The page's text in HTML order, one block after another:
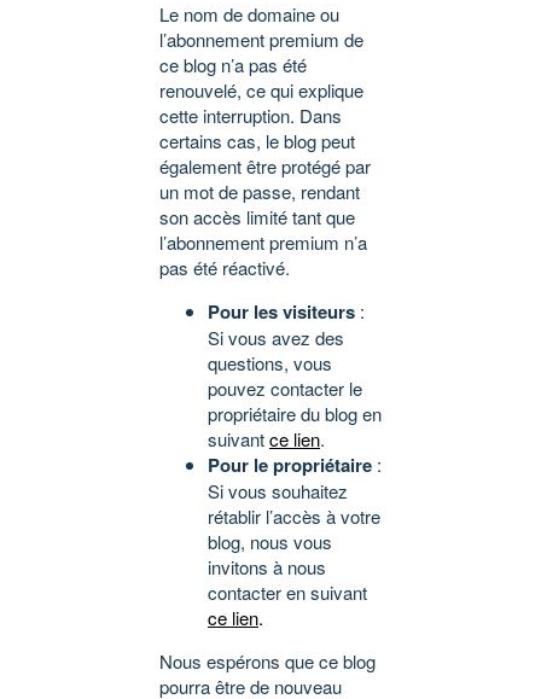
Le nom de domaine ou
l’abonnement premium de
ce blog n’a pas été
renouvelé, ce qui explique
cette interruption. Dans
certains cas, le blog peut
également être protégé par
un mot de passe, rendant
son accès limité tant que
l’abonnement premium n’a
pas été réactivé.
Pour les visiteurs :
Si vous avez des
questions, vous
pouvez contacter le
propriétaire du blog en
suivantce lien.
Pour le propriétaire :
Si vous souhaitez
rétablir l’accès à votre
blog, nous vous
invitons à nous
contacter en suivant
ce lien.
Nous espérons que ce blog
pourra être de nouveau